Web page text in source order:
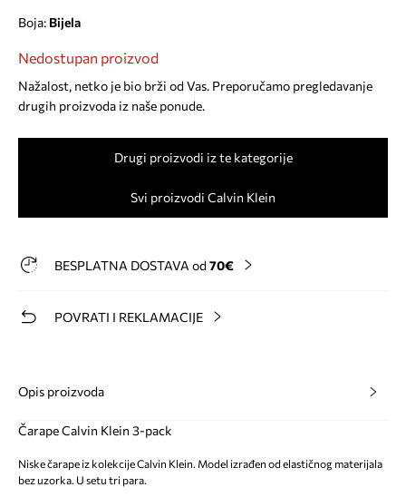
Boja: bijela
Nedostupan proizvod
Nažalost, netko je bio brži od Vas. Preporučamo pregledavanje
drugih proizvoda iz naše ponude.
Drugi proizvodi iz te kategorije
Svi proizvodi Calvin Klein
BESPLATNA DOSTAVA od 70€
POVRATI I REKLAMACIJE
Opis proizvoda
Čarape Calvin Klein 3-pack
Niske čarape iz kolekcije Calvin Klein. Model izrađen od elastičnog materijala
bez uzorka. U setu tri para.